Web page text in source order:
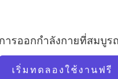
ารออกกำลังกายที่สมบู
เริ่มทดลองใช้งานฟรี
ฌอน กัลลาเกอร์
เวลาวิดีโอ